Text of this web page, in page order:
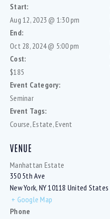
Start:
Aug 12, 2023 @ 1:30 pm
End:
Oct 28, 2024 @ 5:00 pm
Cost:
$185
Event Category:
Seminar
Event Tags:
Course,Estate,Event
VENUE
Manhattan Estate
350 5th Ave
New York, NY10118 United States
+ Google Map
Phone